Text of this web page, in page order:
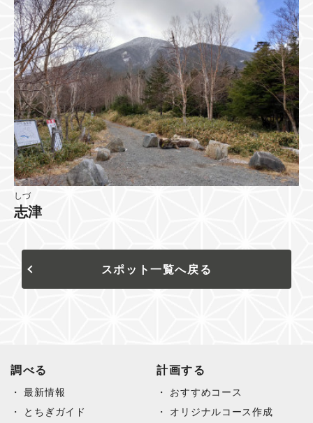
しづ
志津
スポット一覧へ戻る
調べる
最新情報
とちぎガイド
計画する
おすすめコース
オリジナルコース作成